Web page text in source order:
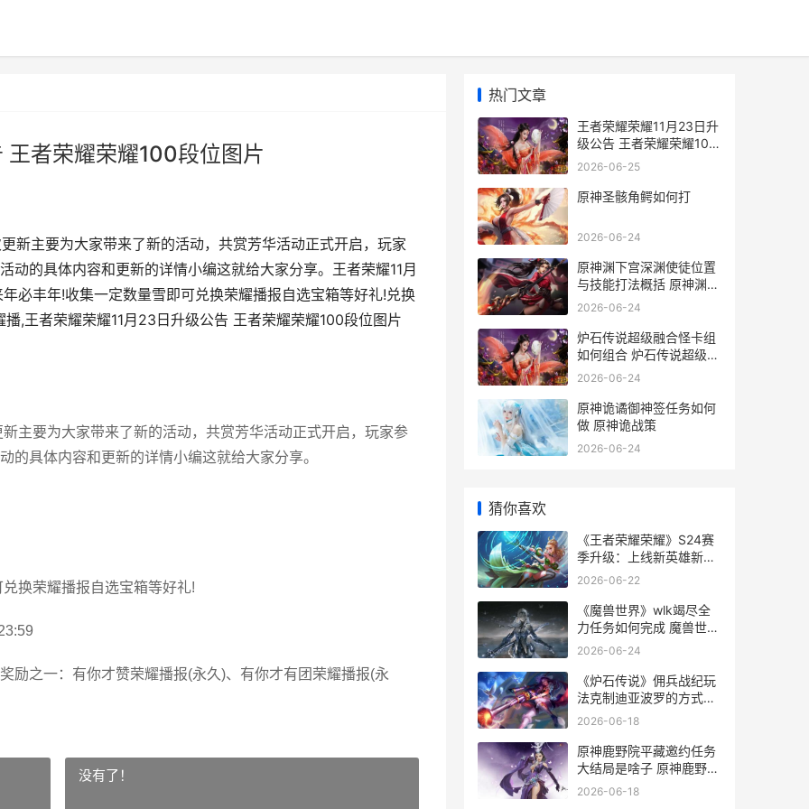
者荣耀荣耀100段位图片
新主要为大家带来了新的活动，共赏芳华活动正式开启，玩家
动的具体内容和更新的详情小编这就给大家分享。王者荣耀11月
必丰年!收集一定数量雪即可兑换荣耀播报自选宝箱等好礼!兑换
,王者荣耀荣耀11月23日升级公告 王者荣耀荣耀100段位图片
主要为大家带来了新的活动，共赏芳华活动正式开启，玩家参
的具体内容和更新的详情小编这就给大家分享。
换荣耀播报自选宝箱等好礼!
励之一：有你才赞荣耀播报(永久)、有你才有团荣耀播报(永
没有了！
热门文章
王者荣耀荣耀11月23日升
级公告 王者荣耀荣耀100
段位图片
2026-06-25
原神圣骸角鳄如何打
2026-06-24
原神渊下宫深渊使徒位置
与技能打法概括 原神渊下
宫深渊使徒任务
2026-06-24
炉石传说超级融合怪卡组
如何组合 炉石传说超级融
合怪2021
2026-06-24
原神诡谲御神签任务如何
做 原神诡战策
2026-06-24
猜你喜欢
《王者荣耀荣耀》S24赛
季升级：上线新英雄新皮
肤 王者荣耀荣耀之章命运
2026-06-22
《魔兽世界》wlk竭尽全
力任务如何完成 魔兽世界
wlkT10套哪里换
2026-06-24
《炉石传说》佣兵战纪玩
法克制迪亚波罗的方式同
享 炉石传说佣兵战纪pve
2026-06-18
原神鹿野院平藏邀约任务
大结局是啥子 原神鹿野院
平藏图片
2026-06-18